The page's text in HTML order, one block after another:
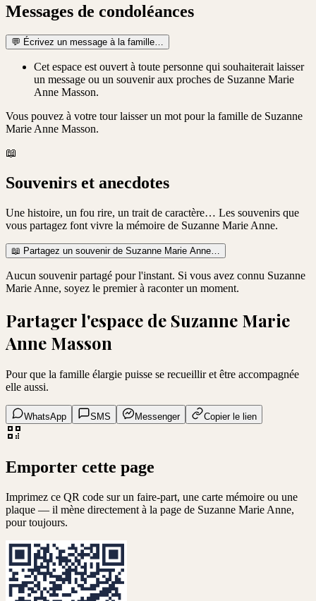
Messages de condoléances
💬 Écrivez un message à la famille…
Cet espace est ouvert à toute personne qui souhaiterait laisser
un message ou un souvenir aux proches de Suzanne Marie
Anne Masson.
Vous pouvez à votre tour laisser un mot pour la famille de Suzanne
Marie Anne Masson.
📖
Souvenirs et anecdotes
Une histoire, un fou rire, un trait de caractère… Les souvenirs que
vous partagez font vivre la mémoire de Suzanne Marie Anne.
📖 Partagez un souvenir de Suzanne Marie Anne…
Aucun souvenir partagé pour l'instant. Si vous avez connu Suzanne
Marie Anne, soyez le premier à raconter un moment.
Partager l'espace de Suzanne Marie
Anne Masson
Pour que la famille élargie puisse se recueillir et être accompagnée
elle aussi.
WhatsApp SMS Messenger Copier le lien
Emporter cette page
Imprimez ce QR code sur un faire-part, une carte mémoire ou une
plaque — il mène directement à la page de Suzanne Marie Anne,
pour toujours.